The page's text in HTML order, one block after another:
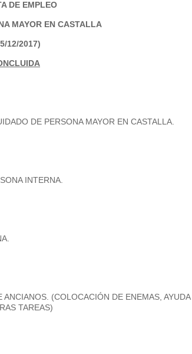
DE EMPLEO
MAYOR EN CASTALLA
12/2017)
DE PERSONA MAYOR EN CASTALLA.
INTERNA.
(COLOCACIÓN DE ENEMAS, AYUDA
TAREAS)